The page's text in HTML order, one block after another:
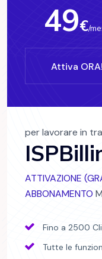
49€/
Attiva ORA!
per lavorare in
ATTIVAZIONE
ABBONAMENTO
Fino a 2500
Tutte le